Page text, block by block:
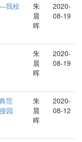
我校
朱
晨
晖
2020-
08-19
朱
晨
晖
2020-
08-19
范
园
朱
晨
晖
2020-
08-12